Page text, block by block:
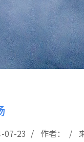
07-23 / 作者： /